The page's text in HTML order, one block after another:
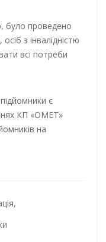
було проведено
з інвалідністю
всі потреби
є
КП «ОМЕТ»
на
,